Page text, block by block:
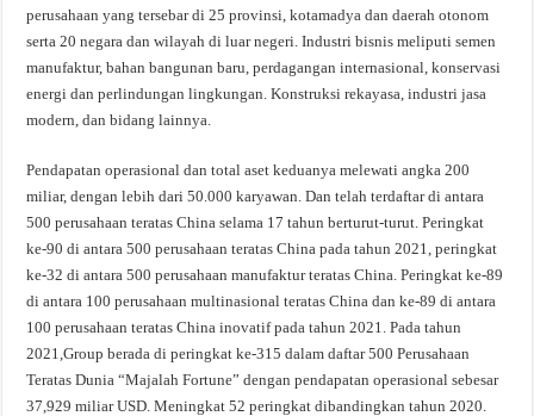
perusahaan yang tersebar di 25 provinsi, kotamadya dan daerah otonom
serta 20 negara dan wilayah di luar negeri. Industri bisnis meliputi semen
manufaktur, bahan bangunan baru, perdagangan internasional, konservasi
energi dan perlindungan lingkungan. Konstruksi rekayasa, industri jasa
modern, dan bidang lainnya.
Pendapatan operasional dan total aset keduanya melewati angka 200
miliar, dengan lebih dari 50.000 karyawan. Dan telah terdaftar di antara
500 perusahaan teratas China selama 17 tahun berturut-turut. Peringkat
ke-90 di antara 500 perusahaan teratas China pada tahun 2021, peringkat
ke-32 di antara 500 perusahaan manufaktur teratas China. Peringkat ke-89
di antara 100 perusahaan multinasional teratas China dan ke-89 di antara
100 perusahaan teratas China inovatif pada tahun 2021. Pada tahun
2021,Group berada di peringkat ke-315 dalam daftar 500 Perusahaan
Teratas Dunia “Majalah Fortune” dengan pendapatan operasional sebesar
37,929 miliar USD. Meningkat 52 peringkat dibandingkan tahun 2020.